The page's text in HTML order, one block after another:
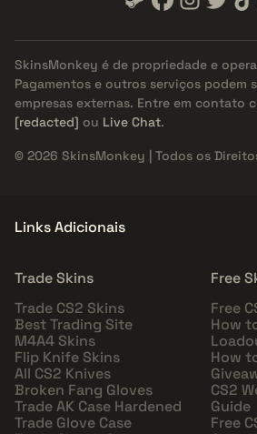
SkinsMonkey é de propriedade e
Pagamentos e outros serviços podem
empresas externas. Entre em contato
[redacted] ou Live Chat.
© 2026 SkinsMonkey | Todos os
Links Adicionais
Trade Skins
Trade CS2 Skins
Best Trading Site
M4A4 Skins
Flip Knife Skins
All CS2 Knives
Broken Fang Gloves
Trade AK Case Hardened
Trade Glove Case
Free
Free
How
How
CS2
Guide
Free